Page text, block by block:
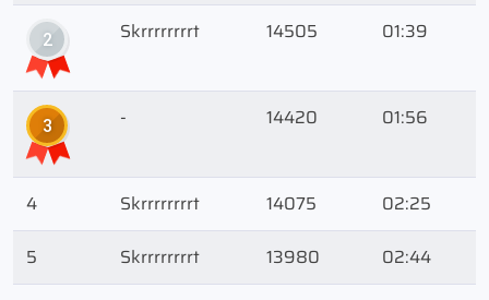
2 Skrrrrrrrrt 14505 01:39
3 - 14420 01:56
4 Skrrrrrrrrt 14075
02:25
5
Skrrrrrrrrt 13980
02:44